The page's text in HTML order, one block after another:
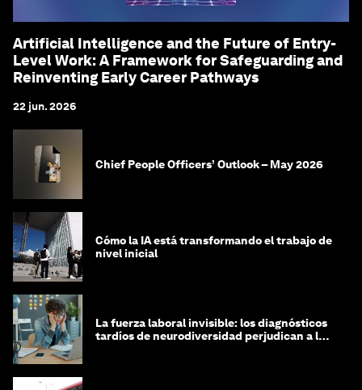
Artificial Intelligence and the Future of Entry-
Level Work: A Framework for Safeguarding and
Reinventing Early Career Pathways
22 jun. 2026
Chief People Officers’ Outlook – May 2026
Cómo la IA está transformando el trabajo de
nivel inicial
La fuerza laboral invisible: los diagnósticos
tardíos de neurodiversidad perjudican a las